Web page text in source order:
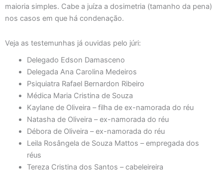
maioria simples. Cabe a juíza a dosimetria (tamanho da pena)
nos casos em que há condenação.
Veja as testemunhas já ouvidas pelo júri:
Delegado Edson Damasceno
Delegada Ana Carolina Medeiros
Psiquiatra Rafael Bernardon Ribeiro
Médica Maria Cristina de Souza
Kaylane de Oliveira – filha de ex-namorada do réu
Natasha de Oliveira – ex-namorada do réu
Débora de Oliveira – ex-namorada do réu
Leila Rosângela de Souza Mattos – empregada dos
réus
Tereza Cristina dos Santos – cabeleireira